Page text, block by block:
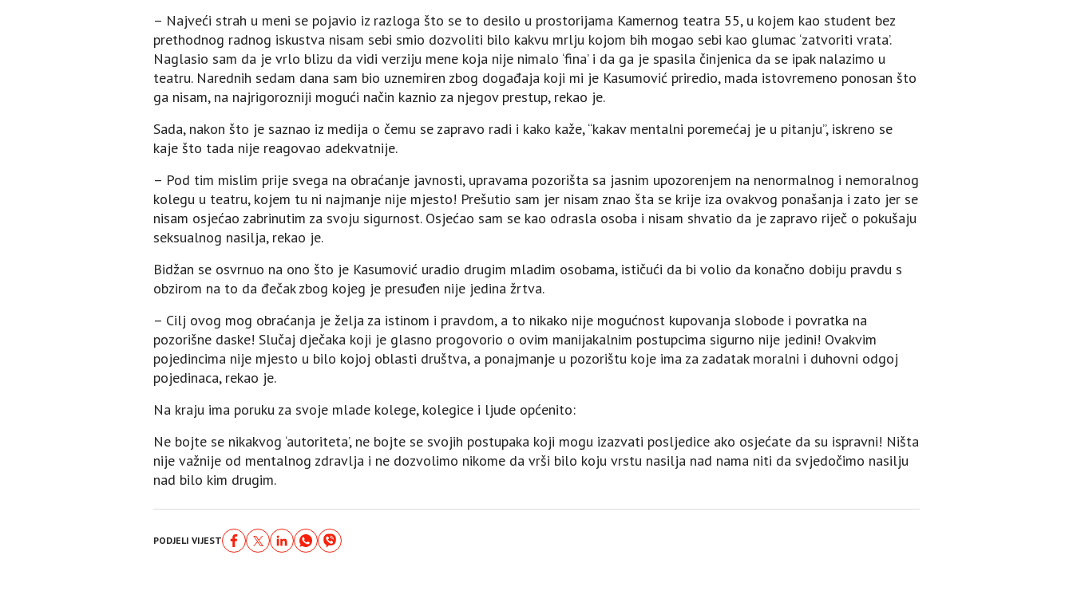
– Najveći strah u meni se pojavio iz razloga što se to desilo u prostorijama Kamernog teatra 55, u kojem kao student bez
prethodnog radnog iskustva nisam sebi smio dozvoliti bilo kakvu mrlju kojom bih mogao sebi kao glumac ‘zatvoriti vrata’.
Naglasio sam da je vrlo blizu da vidi verziju mene koja nije nimalo ‘fina’ i da ga je spasila činjenica da se ipak nalazimo u
teatru. Narednih sedam dana sam bio uznemiren zbog događaja koji mi je Kasumović priredio, mada istovremeno ponosan što
ga nisam, na najrigorozniji mogući način kaznio za njegov prestup, rekao je.
Sada, nakon što je saznao iz medija o čemu se zapravo radi i kako kaže, “kakav mentalni poremećaj je u pitanju”, iskreno se
kaje što tada nije reagovao adekvatnije.
– Pod tim mislim prije svega na obraćanje javnosti, upravama pozorišta sa jasnim upozorenjem na nenormalnog i nemoralnog
kolegu u teatru, kojem tu ni najmanje nije mjesto! Prešutio sam jer nisam znao šta se krije iza ovakvog ponašanja i zato jer se
nisam osjećao zabrinutim za svoju sigurnost. Osjećao sam se kao odrasla osoba i nisam shvatio da je zapravo riječ o pokušaju
seksualnog nasilja, rekao je.
Bidžan se osvrnuo na ono što je Kasumović uradio drugim mladim osobama, ističući da bi volio da konačno dobiju pravdu s
obzirom na to da đečak zbog kojeg je presuđen nije jedina žrtva.
– Cilj ovog mog obraćanja je želja za istinom i pravdom, a to nikako nije mogućnost kupovanja slobode i povratka na
pozorišne daske! Slučaj dječaka koji je glasno progovorio o ovim manijakalnim postupcima sigurno nije jedini! Ovakvim
pojedincima nije mjesto u bilo kojoj oblasti društva, a ponajmanje u pozorištu koje ima za zadatak moralni i duhovni odgoj
pojedinaca, rekao je.
Na kraju ima poruku za svoje mlade kolege, kolegice i ljude općenito:
Ne bojte se nikakvog ‘autoriteta’, ne bojte se svojih postupaka koji mogu izazvati posljedice ako osjećate da su ispravni! Ništa
nije važnije od mentalnog zdravlja i ne dozvolimo nikome da vrši bilo koju vrstu nasilja nad nama niti da svjedočimo nasilju
nad bilo kim drugim.
PODJELI VIJEST